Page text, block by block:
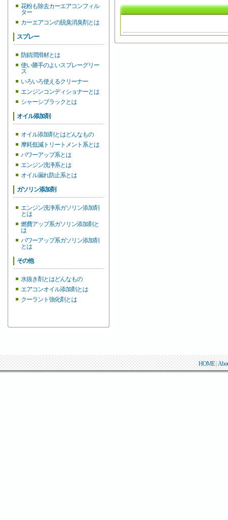
花粉も除去カーエアコンフィル
ター
カーエアコンの脱臭消臭剤とは
スプレー
防錆潤滑材とは
使い勝手のよいスプレーグリー
ス
いろいろ使えるクリーナー
エンジンコンディショナーとは
シャーシブラックとは
オイル添加剤
オイル添加剤とはどんなもの
摩耗低減トリートメント系とは
パワーアップ系とは
エンジン洗浄系とは
オイル漏れ防止系とは
ガソリン添加剤
エンジン洗浄系ガソリン添加剤
とは
燃費アップ系ガソリン添加剤と
は
パワーアップ系ガソリン添加剤
とは
その他
水抜き剤とはどんなもの
エアコンオイル添加剤とは
クーラント強化剤とは
HOME|